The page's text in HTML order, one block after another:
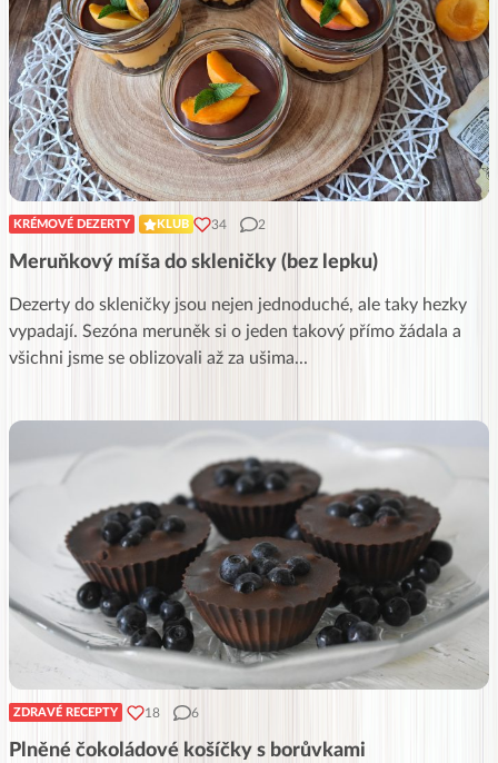
KRÉMOVÉ DEZERTY KLUB 34 2
Meruňkový míša do skleničky (bez lepku)
Dezerty do skleničky jsou nejen jednoduché, ale taky hezky
vypadají. Sezóna meruněk si o jeden takový přímo žádala a
všichni jsme se oblizovali až za ušima...
ZDRAVÉ RECEPTY 18 6
Plněné čokoládové košíčky s borůvkami